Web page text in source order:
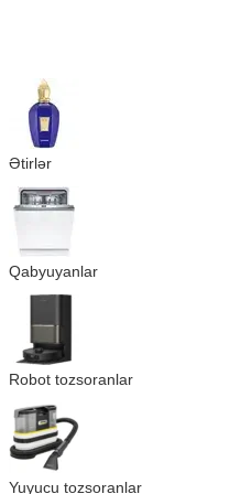
Ətirlər
Qabyuyanlar
Robot tozsoranlar
Yuyucu tozsoranlar